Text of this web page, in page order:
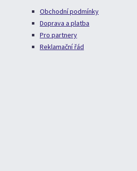
Obchodní podmínky
Doprava a platba
Pro partnery
Reklamační řád